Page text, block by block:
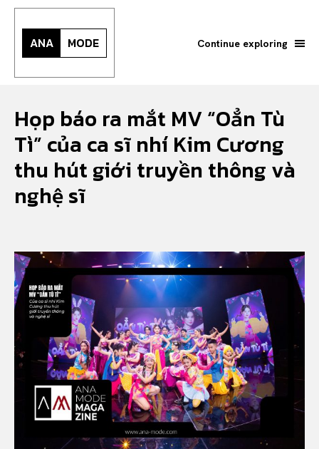
Search your query... Search
Or continue exploring...
All
INTELLIGENCE
FASHION INDUSTRY
BEAUTY UNIVERSE
PORTRAITS
ANA MODE Continue exploring
Họp báo ra mắt MV “Oẳn Tù
Tì” của ca sĩ nhí Kim Cương
thu hút giới truyền thông và
nghệ sĩ